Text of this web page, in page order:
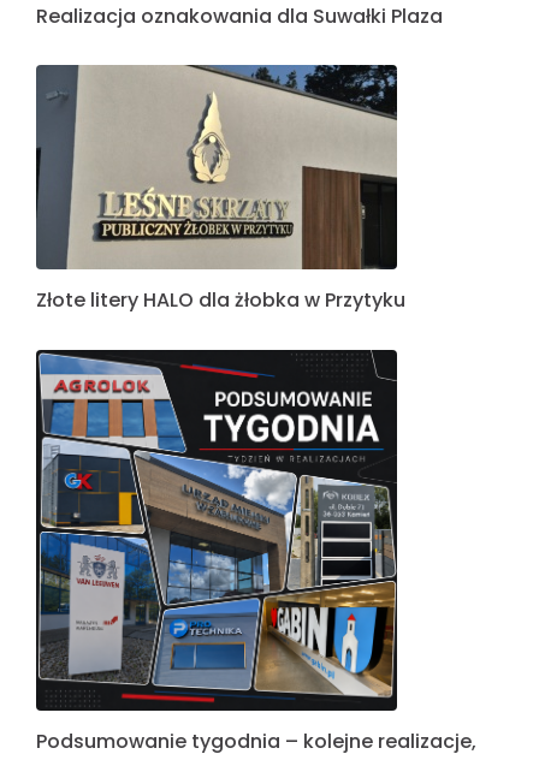
Realizacja oznakowania dla Suwałki Plaza
Złote litery HALO dla żłobka w Przytyku
Podsumowanie tygodnia – kolejne realizacje,